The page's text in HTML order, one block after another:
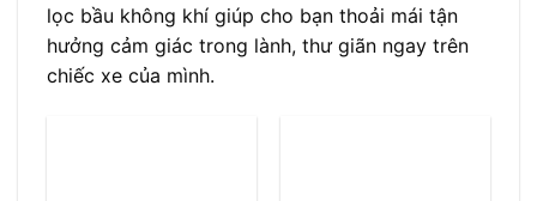
lọc bầu không khí giúp cho bạn thoải mái tận
hưởng cảm giác trong lành, thư giãn ngay trên
chiếc xe của mình.